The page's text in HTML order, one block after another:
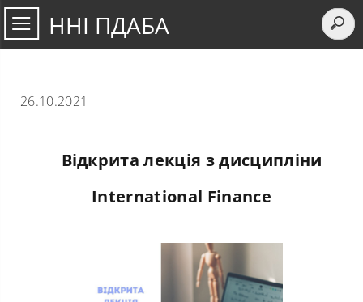
ННІ ПДАБА
26.10.2021
Відкрита лекція з дисципліни
International Finance